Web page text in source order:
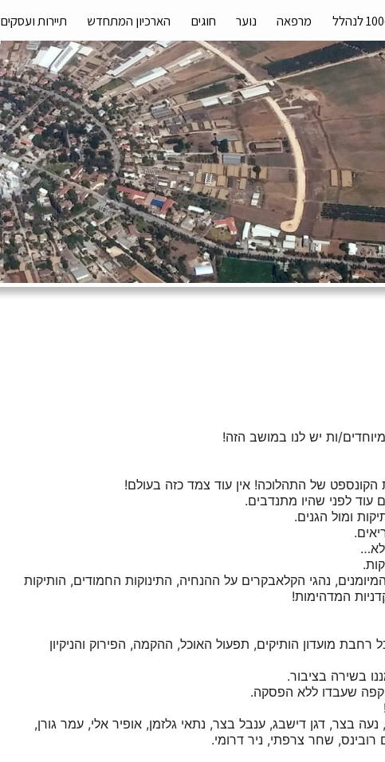
מרפאה נוער חוגים הארכיון המתחדש תיירות ועסקים
ות יש לנו במושב הזה!
הקונספט של התהלוכה! אין עוד צמד כזה בעולם!
עוד לפני שהיו מתנדבים.
ומול הגנים.
לא…
נהגי הקלאבקרים על ההנחיה, התינוקות החמודים, הותיקות
המדהימות!
מועדון הותיקים, תפעול האוכל, ההקמה, הפירוק והניקיון
בשירה בציבור.
שעבדו ללא הפסקה.
נעה בצר, דגן דישבג, ענבל בצר, נתאי גלזמן, אופיר אלי, עמר גורן,
רובינס, שחר צרפתי, ניר דרומי.